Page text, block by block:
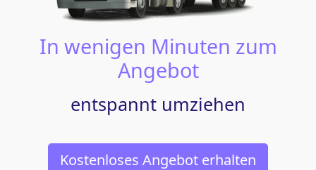
In wenigen Minuten zum
Angebot
entspannt umziehen
Kostenloses Angebot erhalten